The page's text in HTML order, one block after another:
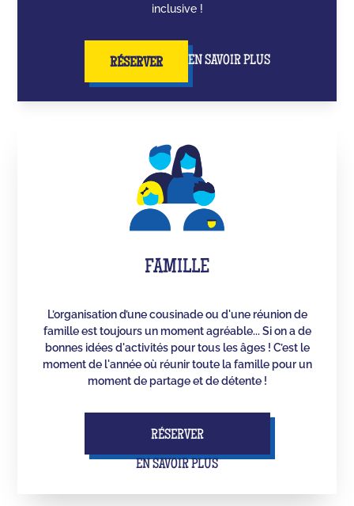
inclusive !
RÉSERVER EN SAVOIR PLUS
FAMILLE
L’organisation d’une cousinade ou d'une réunion de
famille est toujours un moment agréable... Si on a de
bonnes idées d'activités pour tous les âges ! C’est le
moment de l'année où réunir toute la famille pour un
moment de partage et de détente !
RÉSERVER
EN SAVOIR PLUS